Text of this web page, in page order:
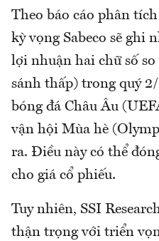
Theo báo cáo phân
kỳ vọng Sabeco sẽ ghi
lợi nhuận hai chữ số so
sánh thấp) trong quý
bóng đá Châu Âu
vận hội Mùa hè
ra. Điều này có thể
cho giá cổ phiếu.
Tuy nhiên, SSI
thận trọng với triển